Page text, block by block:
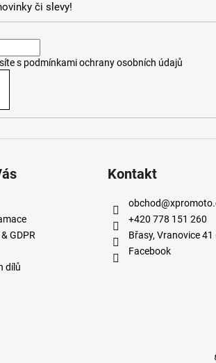
či slevy!
s podmínkami ochrany osobních údajů
GDPR
dílů
Kontakt
obchod@
+420 778 151 260
Břasy, Vranovice
Facebook